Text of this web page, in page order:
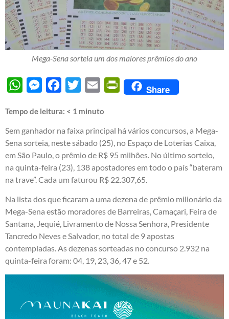
Mega-Sena sorteia um dos maiores prêmios do ano
WhatsAppMessengerFacebook
Twitter Email PrintFriendly
Share
Tempo de leitura: < 1 minuto
Sem ganhador na faixa principal há vários concursos, a Mega-
Sena sorteia, neste sábado (25), no Espaço de Loterias Caixa,
em São Paulo, o prêmio de R$ 95 milhões. No último sorteio,
na quinta-feira (23), 138 apostadores em todo o país “bateram
na trave”. Cada um faturou R$ 22.307,65.
Na lista dos que ficaram a uma dezena de prêmio milionário da
Mega-Sena estão moradores de Barreiras, Camaçari, Feira de
Santana, Jequié, Livramento de Nossa Senhora, Presidente
Tancredo Neves e Salvador, no total de 9 apostas
contempladas. As dezenas sorteadas no concurso 2.932 na
quinta-feira foram: 04, 19, 23, 36, 47 e 52.